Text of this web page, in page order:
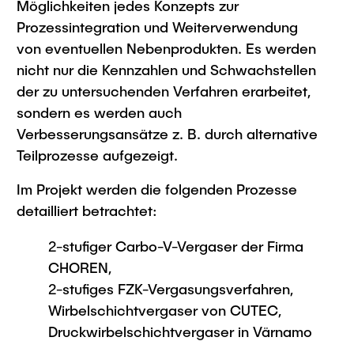
Lehre und Lernen
Best Practices Lehre
LearnING Center
Lehre im europäischen Verbund (ECIU)
WorkINGLab / Makerspace
Interdisziplinärer Workshop des FSP
„Biobasierte Prozesse und
Reaktortechnologien“
Forschung und Institute
Studienbereich FIT
Institute im Überblick
Möglichkeiten jedes Konzepts zur
Prozessintegration und Weiterverwendung
von eventuellen Nebenprodukten. Es werden
nicht nur die Kennzahlen und Schwachstellen
der zu untersuchenden Verfahren erarbeitet,
sondern es werden auch
Verbesserungsansätze z. B. durch alternative
Teilprozesse aufgezeigt.
Im Projekt werden die folgenden Prozesse
detailliert betrachtet:
2-stufiger Carbo-V-Vergaser der Firma
CHOREN,
2-stufiges FZK-Vergasungsverfahren,
Wirbelschichtvergaser von CUTEC,
Druckwirbelschichtvergaser in Värnamo